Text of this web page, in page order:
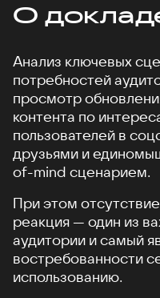
О
Анализ ключевых
потребностей
просмотр
контента по
пользователей в
друзьями и
of-mind сценарием.
При этом
реакция — один из
аудитории и самый
востребованности
использованию.